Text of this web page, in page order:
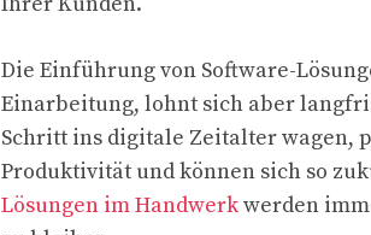
Die Einführung von Software-
Einarbeitung, lohnt sich aber
Schritt ins digitale Zeitalter wagen,
Produktivität und können sich so
Lösungen im Handwerkwerden